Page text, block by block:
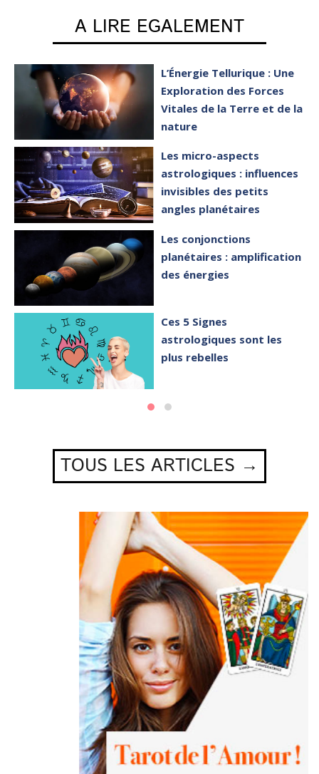
A LIRE EGALEMENT
L’Énergie Tellurique : Une
Exploration des Forces
Vitales de la Terre et de la
nature
Les micro-aspects
astrologiques : influences
invisibles des petits
angles planétaires
Les conjonctions
planétaires : amplification
des énergies
Ces 5 Signes
astrologiques sont les
plus rebelles
TOUS LES ARTICLES →